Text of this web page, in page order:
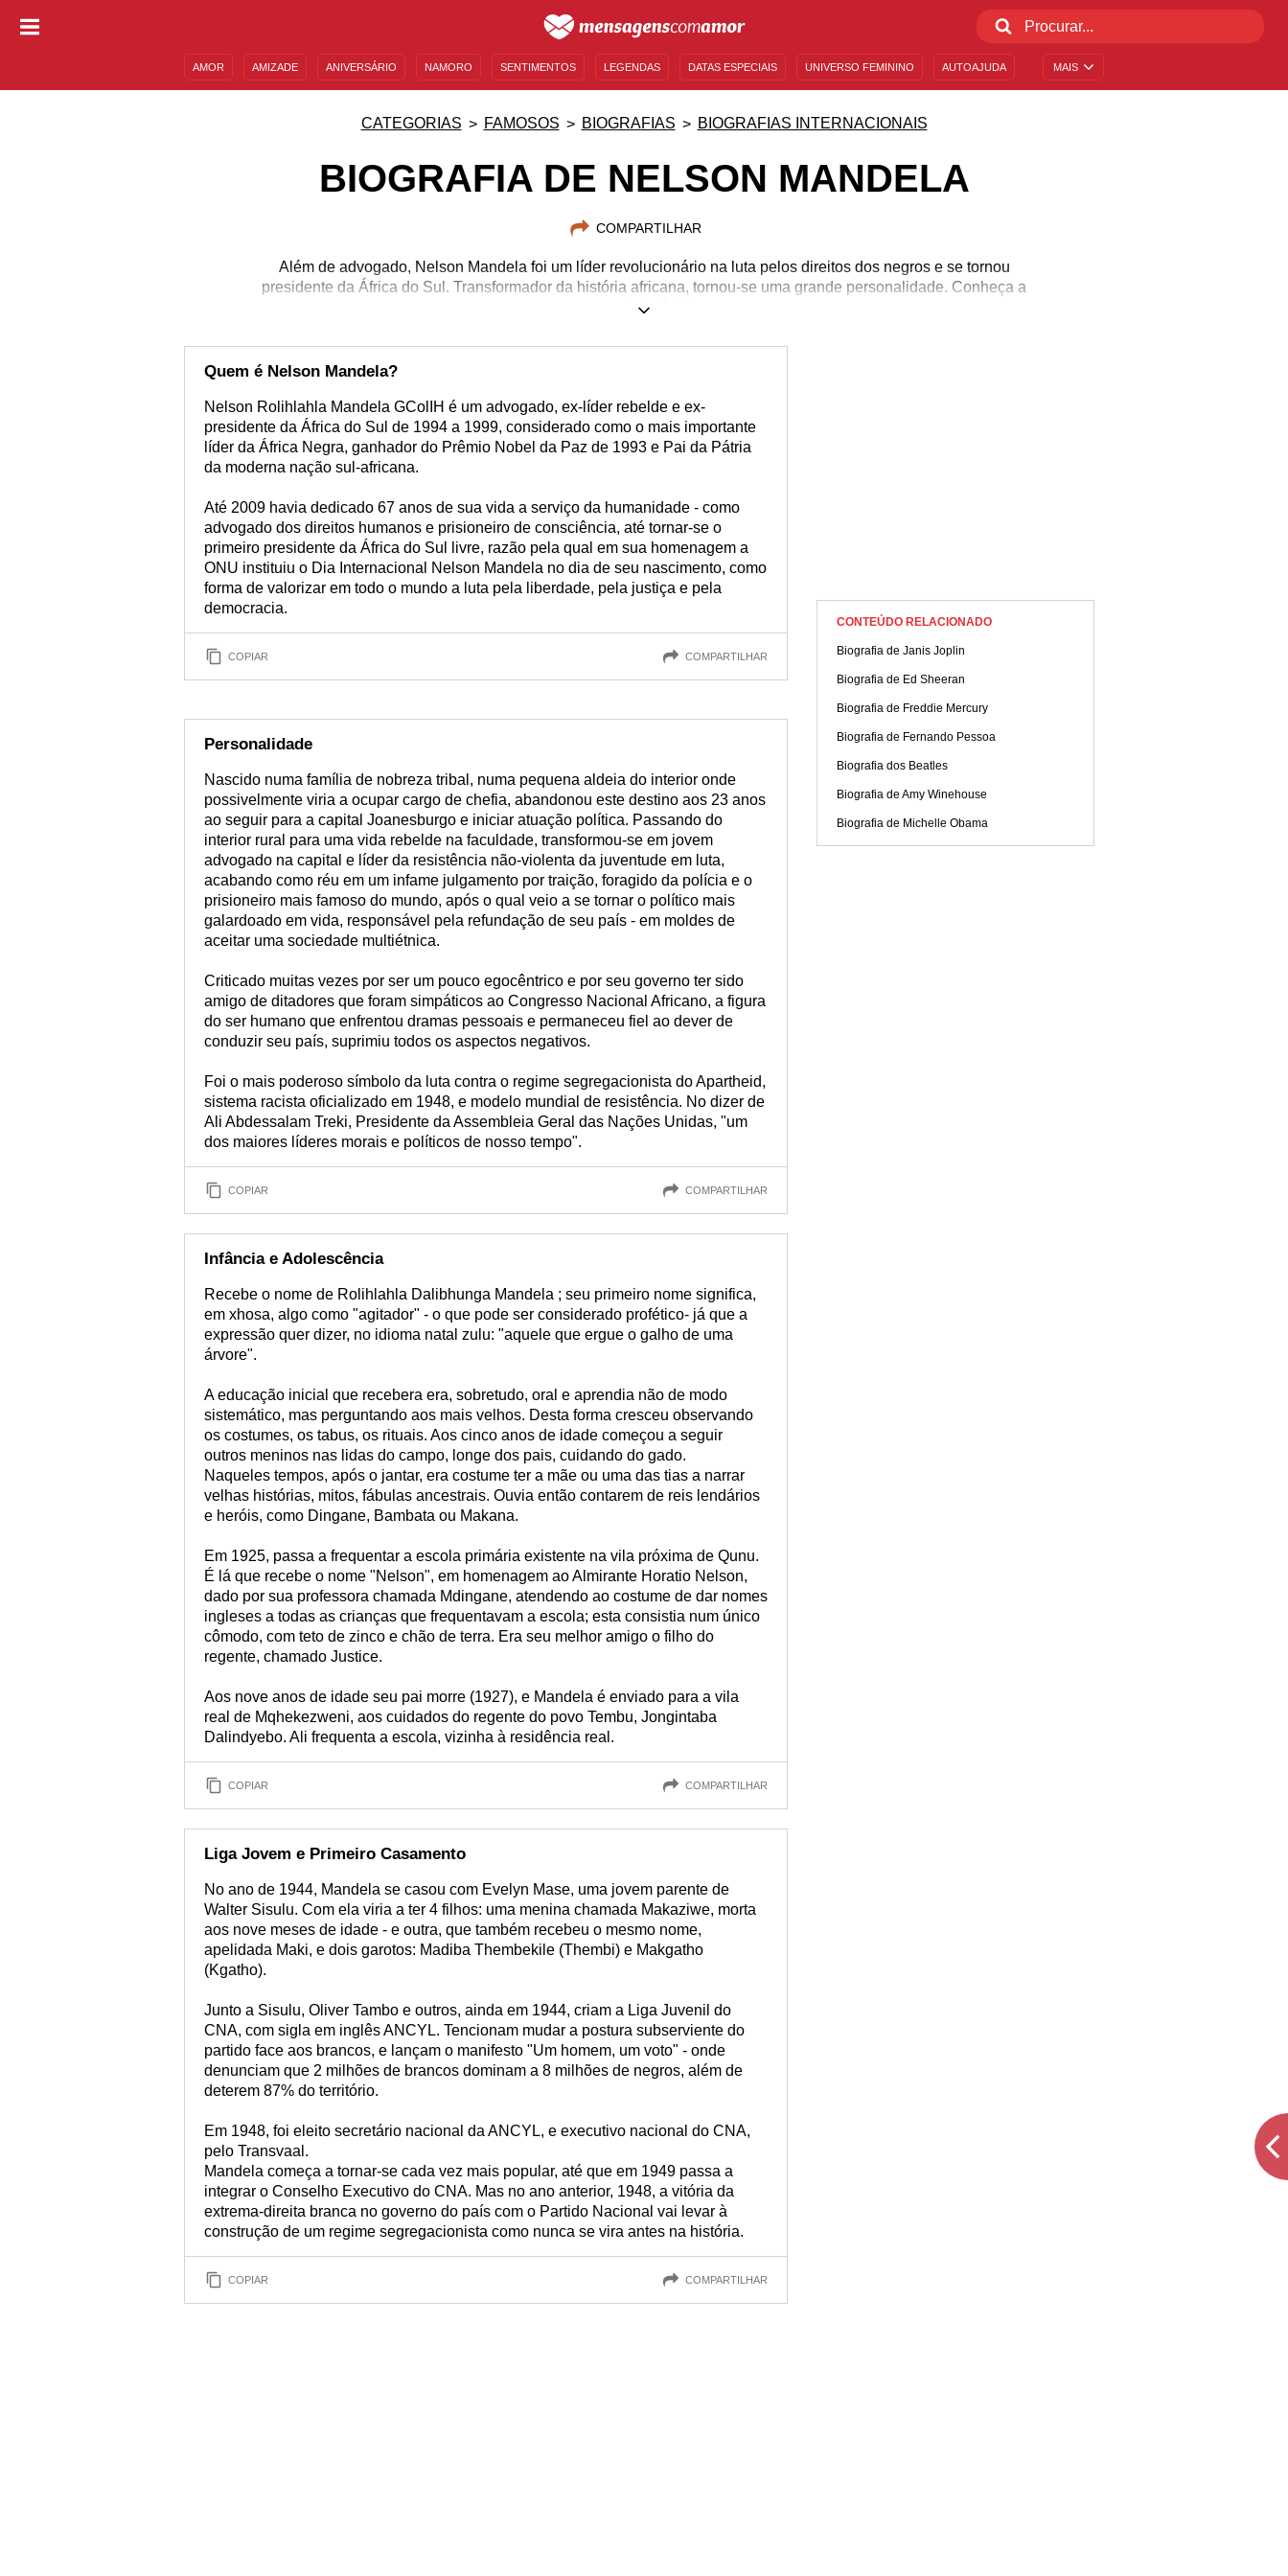
MAIS
AMOR AMIZADE ANIVERSÁRIO NAMORO SENTIMENTOS LEGENDAS DATAS ESPECIAIS UNIVERSO FEMININO AUTOAJUDA
CATEGORIAS FAMOSOS BIOGRAFIAS BIOGRAFIAS INTERNACIONAIS
BIOGRAFIA DE NELSON MANDELA
COMPARTILHAR
Além de advogado, Nelson Mandela foi um líder revolucionário na luta pelos direitos dos negros e se tornou
presidente da África do Sul. Transformador da história africana, tornou-se uma grande personalidade. Conheça a
sua trajetória!
Quem é Nelson Mandela?
Nelson Rolihlahla Mandela GColIH é um advogado, ex-líder rebelde e ex-
presidente da África do Sul de 1994 a 1999, considerado como o mais importante
líder da África Negra, ganhador do Prêmio Nobel da Paz de 1993 e Pai da Pátria
da moderna nação sul-africana.
Até 2009 havia dedicado 67 anos de sua vida a serviço da humanidade - como
advogado dos direitos humanos e prisioneiro de consciência, até tornar-se o
primeiro presidente da África do Sul livre, razão pela qual em sua homenagem a
ONU instituiu o Dia Internacional Nelson Mandela no dia de seu nascimento, como
forma de valorizar em todo o mundo a luta pela liberdade, pela justiça e pela
democracia.
COPIAR COMPARTILHAR
Personalidade
Nascido numa família de nobreza tribal, numa pequena aldeia do interior onde
possivelmente viria a ocupar cargo de chefia, abandonou este destino aos 23 anos
ao seguir para a capital Joanesburgo e iniciar atuação política. Passando do
interior rural para uma vida rebelde na faculdade, transformou-se em jovem
advogado na capital e líder da resistência não-violenta da juventude em luta,
acabando como réu em um infame julgamento por traição, foragido da polícia e o
prisioneiro mais famoso do mundo, após o qual veio a se tornar o político mais
galardoado em vida, responsável pela refundação de seu país - em moldes de
aceitar uma sociedade multiétnica.
Criticado muitas vezes por ser um pouco egocêntrico e por seu governo ter sido
amigo de ditadores que foram simpáticos ao Congresso Nacional Africano, a figura
do ser humano que enfrentou dramas pessoais e permaneceu fiel ao dever de
conduzir seu país, suprimiu todos os aspectos negativos.
Foi o mais poderoso símbolo da luta contra o regime segregacionista do Apartheid,
sistema racista oficializado em 1948, e modelo mundial de resistência. No dizer de
Ali Abdessalam Treki, Presidente da Assembleia Geral das Nações Unidas, "um
dos maiores líderes morais e políticos de nosso tempo".
COPIAR COMPARTILHAR
Infância e Adolescência
Recebe o nome de Rolihlahla Dalibhunga Mandela ; seu primeiro nome significa,
em xhosa, algo como "agitador" - o que pode ser considerado profético- já que a
expressão quer dizer, no idioma natal zulu: "aquele que ergue o galho de uma
árvore".
A educação inicial que recebera era, sobretudo, oral e aprendia não de modo
sistemático, mas perguntando aos mais velhos. Desta forma cresceu observando
os costumes, os tabus, os rituais. Aos cinco anos de idade começou a seguir
outros meninos nas lidas do campo, longe dos pais, cuidando do gado.
Naqueles tempos, após o jantar, era costume ter a mãe ou uma das tias a narrar
velhas histórias, mitos, fábulas ancestrais. Ouvia então contarem de reis lendários
e heróis, como Dingane, Bambata ou Makana.
Em 1925, passa a frequentar a escola primária existente na vila próxima de Qunu.
É lá que recebe o nome "Nelson", em homenagem ao Almirante Horatio Nelson,
dado por sua professora chamada Mdingane, atendendo ao costume de dar nomes
ingleses a todas as crianças que frequentavam a escola; esta consistia num único
cômodo, com teto de zinco e chão de terra. Era seu melhor amigo o filho do
regente, chamado Justice.
Aos nove anos de idade seu pai morre (1927), e Mandela é enviado para a vila
real de Mqhekezweni, aos cuidados do regente do povo Tembu, Jongintaba
Dalindyebo. Ali frequenta a escola, vizinha à residência real.
COPIAR COMPARTILHAR
Liga Jovem e Primeiro Casamento
No ano de 1944, Mandela se casou com Evelyn Mase, uma jovem parente de
Walter Sisulu. Com ela viria a ter 4 filhos: uma menina chamada Makaziwe, morta
aos nove meses de idade - e outra, que também recebeu o mesmo nome,
apelidada Maki, e dois garotos: Madiba Thembekile (Thembi) e Makgatho
(Kgatho).
Junto a Sisulu, Oliver Tambo e outros, ainda em 1944, criam a Liga Juvenil do
CNA, com sigla em inglês ANCYL. Tencionam mudar a postura subserviente do
partido face aos brancos, e lançam o manifesto "Um homem, um voto" - onde
denunciam que 2 milhões de brancos dominam a 8 milhões de negros, além de
deterem 87% do território.
Em 1948, foi eleito secretário nacional da ANCYL, e executivo nacional do CNA,
pelo Transvaal.
Mandela começa a tornar-se cada vez mais popular, até que em 1949 passa a
integrar o Conselho Executivo do CNA. Mas no ano anterior, 1948, a vitória da
extrema-direita branca no governo do país com o Partido Nacional vai levar à
construção de um regime segregacionista como nunca se vira antes na história.
COPIAR COMPARTILHAR
CONTEÚDO RELACIONADO
Biografia de Janis Joplin
Biografia de Ed Sheeran
Biografia de Freddie Mercury
Biografia de Fernando Pessoa
Biografia dos Beatles
Biografia de Amy Winehouse
Biografia de Michelle Obama